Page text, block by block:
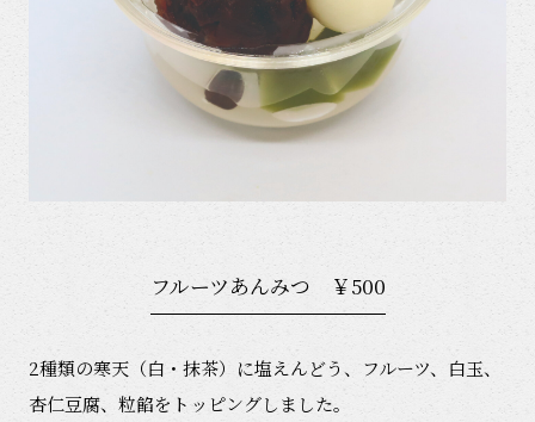
フルーツあんみつ ￥500
2種類の寒天（白・抹茶）に塩えんどう、フルーツ、白玉、
杏仁豆腐、粒餡をトッピングしました。